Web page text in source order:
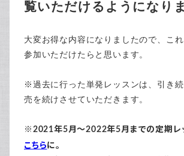
覧いただけるようになり
大変お得な内容になりましたので、こ
参加いただけたらと思います。
※過去に行った単発レッスンは、引き続
売を続けさせていただきます。
※2021年5月～2022年5月までの定期レ
こちらに。